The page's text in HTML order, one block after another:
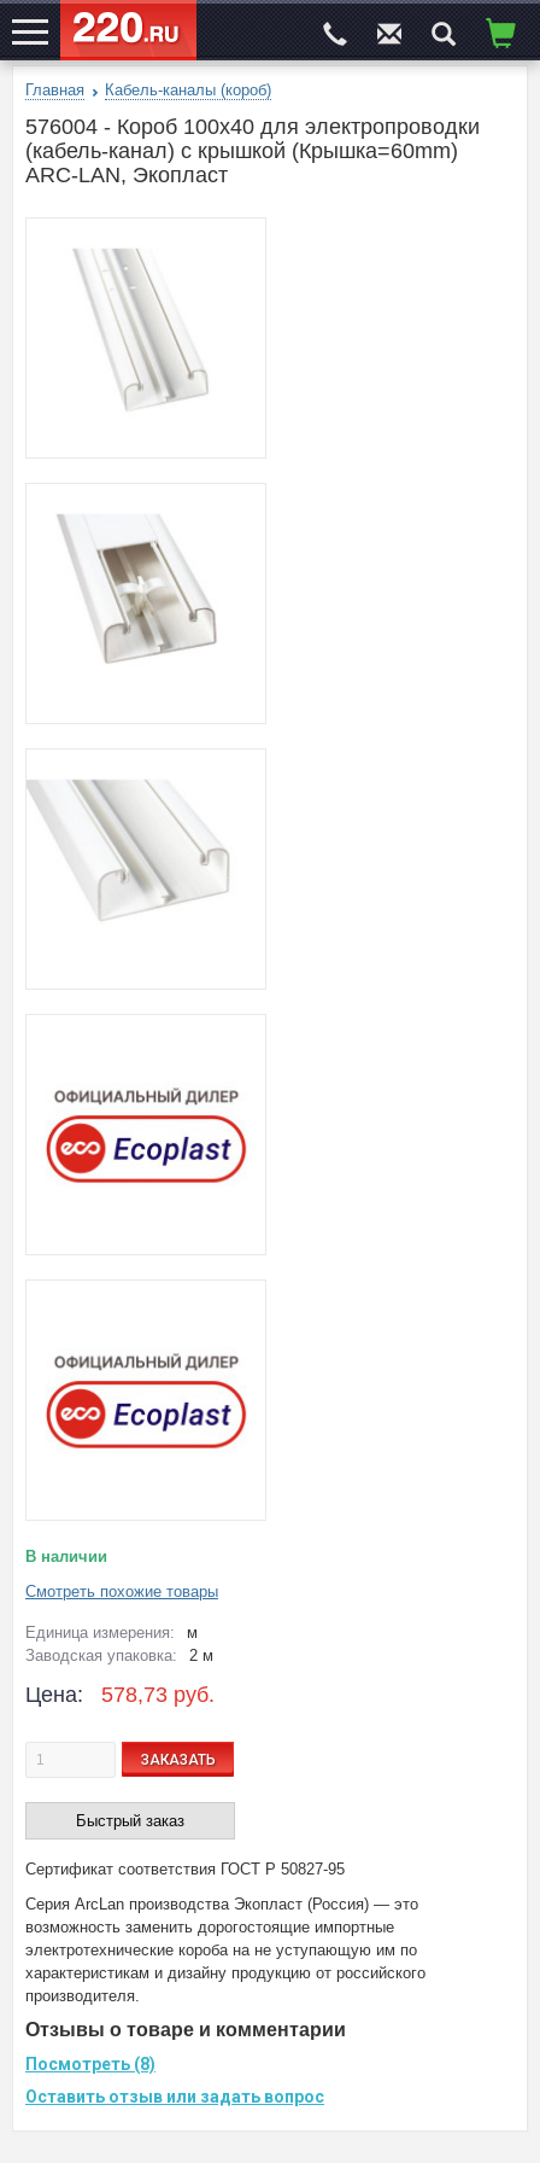
ЭЛЕКТРОСАЙТ№1
Главная Кабель-каналы (короб)
576004 - Короб 100х40 для электропроводки
(кабель-канал) с крышкой (Крышка=60mm)
ARC-LAN, Экопласт
В наличии
Смотреть похожие товары
Единица измерения:
м
Заводская упаковка:
2 м
Цена: 578,73 руб.
ЗАКАЗАТЬ
Быстрый заказ
Сертификат соответствия ГОСТ Р 50827-95
Серия ArcLan производства Экопласт (Россия) — это
возможность заменить дорогостоящие импортные
электротехнические короба на не уступающую им по
характеристикам и дизайну продукцию от российского
производителя.
Отзывы о товаре и комментарии
Посмотреть (8)
Оставить отзыв или задать вопрос